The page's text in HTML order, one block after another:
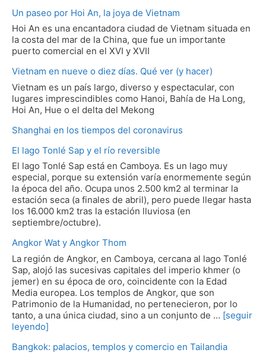
Un paseo por Hoi An, la joya de Vietnam
Hoi An es una encantadora ciudad de Vietnam situada en
la costa del mar de la China, que fue un importante
puerto comercial en el XVI y XVII
Vietnam en nueve o diez días. Qué ver (y hacer)
Vietnam es un país largo, diverso y espectacular, con
lugares imprescindibles como Hanoi, Bahía de Ha Long,
Hoi An, Hue o el delta del Mekong
Shanghai en los tiempos del coronavirus
El lago Tonlé Sap y el río reversible
El lago Tonlé Sap está en Camboya. Es un lago muy
especial, porque su extensión varía enormemente según
la época del año. Ocupa unos 2.500 km2 al terminar la
estación seca (a finales de abril), pero puede llegar hasta
los 16.000 km2 tras la estación lluviosa (en
septiembre/octubre).
Angkor Wat y Angkor Thom
La región de Angkor, en Camboya, cercana al lago Tonlé
Sap, alojó las sucesivas capitales del imperio khmer (o
jemer) en su época de oro, coincidente con la Edad
Media europea. Los templos de Angkor, que son
Patrimonio de la Humanidad, no pertenecieron, por lo
tanto, a una única ciudad, sino a un conjunto de … [seguir
leyendo]
Bangkok: palacios, templos y comercio en Tailandia